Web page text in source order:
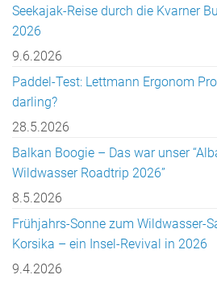
Seekajak-Reise durch die Kvarner
2026
9.6.2026
Paddel-Test: Lettmann Ergonom
darling?
28.5.2026
Balkan Boogie – Das war unser
Wildwasser Roadtrip 2026”
8.5.2026
Frühjahrs-Sonne zum Wildwasser-
Korsika – ein Insel-Revival in 2026
9.4.2026